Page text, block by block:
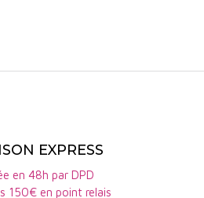
EXPRESS
en 48h par DPD
150€ en point relais